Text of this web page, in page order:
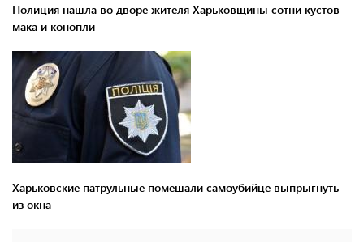
Полиция нашла во дворе жителя Харьковщины сотни кустов
мака и конопли
Харьковские патрульные помешали самоубийце выпрыгнуть
из окна